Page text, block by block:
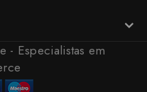
- Especialistas em